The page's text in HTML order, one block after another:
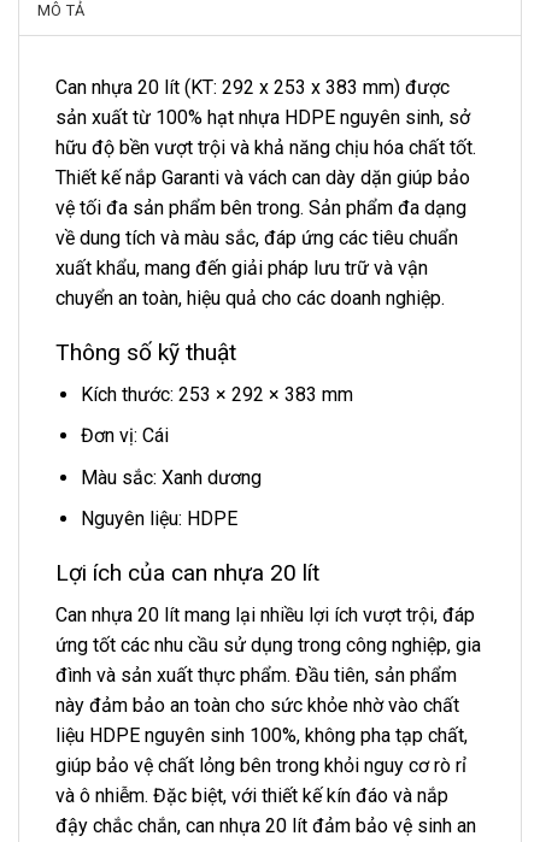
MÔ TẢ
Can nhựa 20 lít (KT: 292 x 253 x 383 mm) được
sản xuất từ 100% hạt nhựa HDPE nguyên sinh, sở
hữu độ bền vượt trội và khả năng chịu hóa chất tốt.
Thiết kế nắp Garanti và vách can dày dặn giúp bảo
vệ tối đa sản phẩm bên trong. Sản phẩm đa dạng
về dung tích và màu sắc, đáp ứng các tiêu chuẩn
xuất khẩu, mang đến giải pháp lưu trữ và vận
chuyển an toàn, hiệu quả cho các doanh nghiệp.
Thông số kỹ thuật
Kích thước: 253 × 292 × 383 mm
Đơn vị: Cái
Màu sắc: Xanh dương
Nguyên liệu: HDPE
Lợi ích của can nhựa 20 lít
Can nhựa 20 lít mang lại nhiều lợi ích vượt trội, đáp
ứng tốt các nhu cầu sử dụng trong công nghiệp, gia
đình và sản xuất thực phẩm. Đầu tiên, sản phẩm
này đảm bảo an toàn cho sức khỏe nhờ vào chất
liệu HDPE nguyên sinh 100%, không pha tạp chất,
giúp bảo vệ chất lỏng bên trong khỏi nguy cơ rò rỉ
và ô nhiễm. Đặc biệt, với thiết kế kín đáo và nắp
đậy chắc chắn, can nhựa 20 lít đảm bảo vệ sinh an